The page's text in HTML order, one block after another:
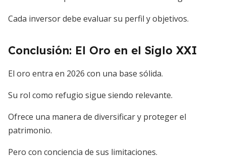
Cada inversor debe evaluar su perfil y objetivos.
Conclusión: El Oro en el Siglo XXI
El oro entra en 2026 con una base sólida.
Su rol como refugio sigue siendo relevante.
Ofrece una manera de diversificar y proteger el
patrimonio.
Pero con conciencia de sus limitaciones.